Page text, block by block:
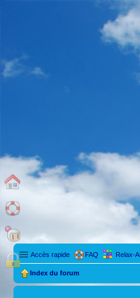
Accès rapide FAQ Relax-
Index du forum